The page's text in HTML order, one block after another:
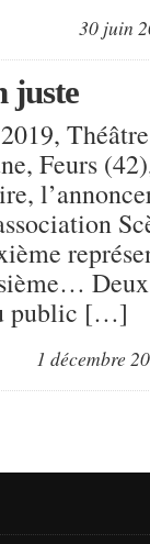
30 juin
juste
Feurs
public […]
1 décembre